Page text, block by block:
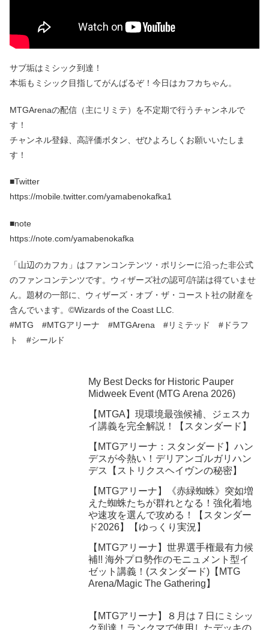
サブ垢はミシック到達！
本垢もミシック目指してがんばるぞ！今日はカフカちゃん。
MTGArenaの配信（主にリミテ）を不定期で行うチャンネルで
す！
チャンネル登録、高評価ボタン、ぜひよろしくお願いいたしま
す！
■Twitter
https://mobile.twitter.com/yamabenokafka1
■note
https://note.com/yamabenokafka
「山辺のカフカ」はファンコンテンツ・ポリシーに沿った非公式
のファンコンテンツです。ウィザーズ社の認可/許諾は得ていませ
ん。題材の一部に、ウィザーズ・オブ・ザ・コースト社の財産を
含んでいます。©Wizards of the Coast LLC.
#MTG #MTGアリーナ #MTGArena #リミテッド #ドラフ
ト #シールド
My Best Decks for Historic Pauper
Midweek Event (MTG Arena 2026)
【MTGA】現環境最強候補、ジェスカ
イ講義を完全解説！【スタンダード】
【MTGアリーナ：スタンダード】ハン
デスが今熱い！デリアンゴルガリハン
デス【ストリクスヘイヴンの秘密】
【MTGアリーナ】《赤緑蜘蛛》突如増
えた蜘蛛たちが群れとなる！強化着地
や速攻を選んで攻める！【スタンダー
ド2026】【ゆっくり実況】
【MTGアリーナ】世界選手権最有力候
補!! 海外プロ勢作のモニュメント型イ
ゼット講義！(スタンダード)【MTG
Arena/Magic The Gathering】
【MTGアリーナ】８月は７日にミシッ
ク到達！ランクマで使用したデッキの